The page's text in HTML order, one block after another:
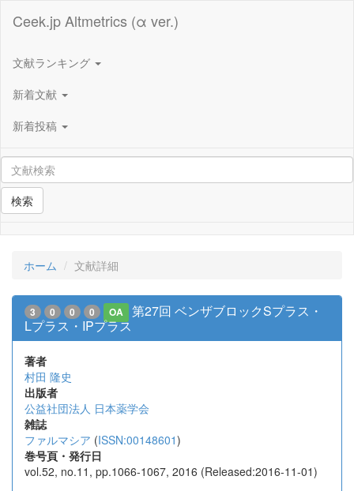
Ceek.jp Altmetrics (α ver.)
文献ランキング
新着文献
新着投稿
検索
ホーム 文献詳細
3 0 0 0 OA
第27回 ベンザブロックSプラス・
Lプラス・IPプラス
著者
村田 隆史
出版者
公益社団法人 日本薬学会
雑誌
ファルマシア (ISSN:00148601)
巻号頁・発行日
vol.52, no.11, pp.1066-1067, 2016 (Released:2016-11-01)